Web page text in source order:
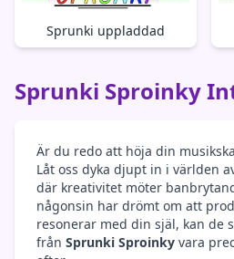
Sprunki uppladdad
Sprunki Sproinky
Är du redo att höja din
Låt oss dyka djupt in i världen
där kreativitet möter
någonsin har drömt om att
resonerar med din själ, kan de
från Sprunki Sproinky vara